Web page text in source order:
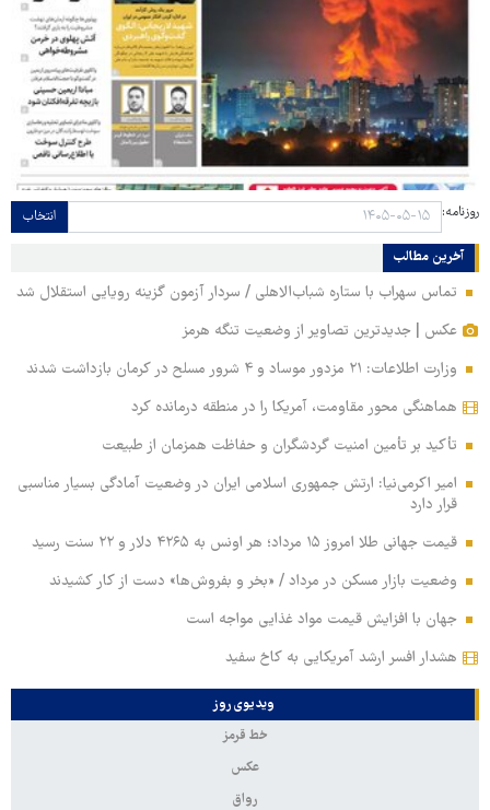
روزنامه: انتخاب
آخرین مطالب
تماس سهراب با ستاره شباب‌الاهلی / سردار آزمون گزینه رویایی استقلال شد
عکس | جدیدترین تصاویر از وضعیت تنگه هرمز
وزارت اطلاعات: ۲۱ مزدور موساد و ۴ شرور مسلح در کرمان بازداشت شدند
هماهنگی محور مقاومت، آمریکا را در منطقه درمانده کرد
تأکید بر تأمین امنیت گردشگران و حفاظت همزمان از طبیعت
امیر اکرمی‌نیا: ارتش جمهوری اسلامی ایران در وضعیت آمادگی بسیار مناسبی
قرار دارد
قیمت جهانی طلا امروز ۱۵ مرداد؛ هر اونس به ۴۲۶۵ دلار و ۲۲ سنت رسید
وضعیت بازار مسکن در مرداد / «بخر و بفروش‌ها» دست از کار کشیدند
جهان با افزایش قیمت مواد غذایی مواجه است
هشدار افسر ارشد آمریکایی به کاخ سفید
ویدیوی روز
خط قرمز
عکس
رواق